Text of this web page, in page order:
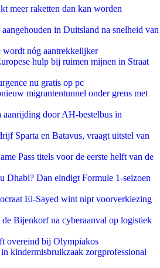
meer raketten dan kan worden
in Duitsland na snelheid van
wordt nóg aantrekkelijker
hulp bij ruimen mijnen in Straat
nu gratis op pc
migrantentunnel onder grens met
aanrijding door AH-bestelbus in
Sparta en Batavus, vraagt uitstel van
Pass titels voor de eerste helft van de
Dhabi? Dan eindigt Formule 1-seizoen
El-Sayed wint nipt voorverkiezing
Bijenkorf na cyberaanval op logistiek
overeind bij Olympiakos
kindermisbruikzaak zorgprofessional